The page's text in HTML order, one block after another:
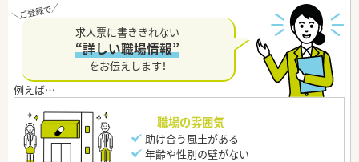
求人票に書ききれない
“詳しい職場情報”
をお伝えします！
職場の雰囲気
助け合う風土がある
年齢や性別の壁がない